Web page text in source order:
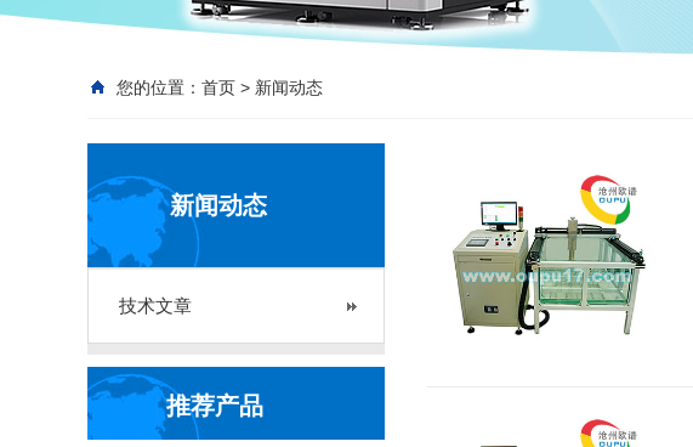
您的位置： 首页 > 新闻动态
新闻动态
技术文章
推荐产品